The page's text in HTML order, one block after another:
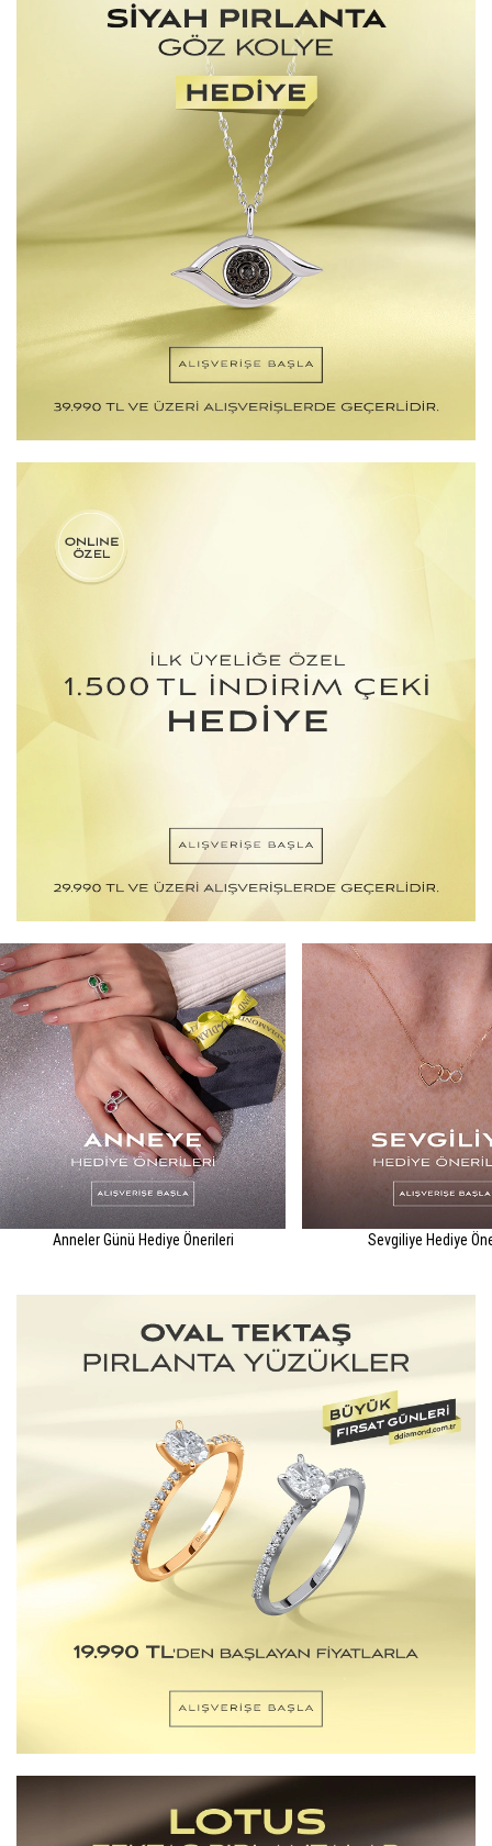
Anneler Günü Hediye Önerileri Sevgiliye Hediye